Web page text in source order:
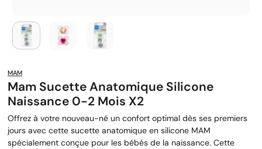
MAM
Mam Sucette Anatomique Silicone
Naissance 0-2 Mois X2
Offrez à votre nouveau-né un confort optimal dès ses premiers
jours avec cette sucette anatomique en silicone MAM
spécialement conçue pour les bébés de la naissance. Cette